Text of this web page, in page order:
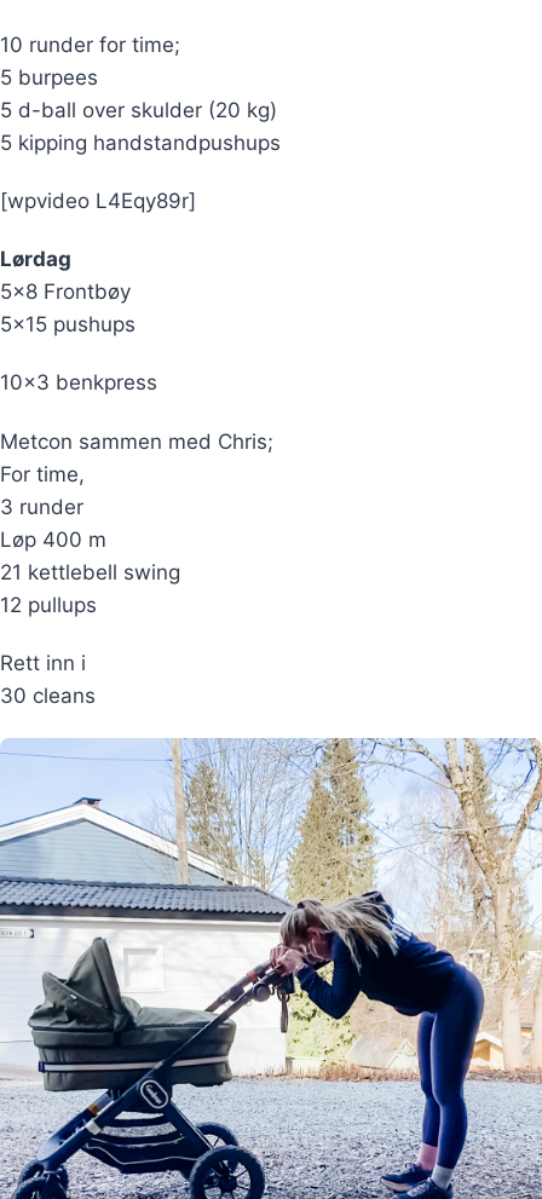
10 runder for time;
5 burpees
5 d-ball over skulder (20 kg)
5 kipping handstandpushups
[wpvideo L4Eqy89r]
Lørdag
5×8 Frontbøy
5×15 pushups
10×3 benkpress
Metcon sammen med Chris;
For time,
3 runder
Løp 400 m
21 kettlebell swing
12 pullups
Rett inn i
30 cleans